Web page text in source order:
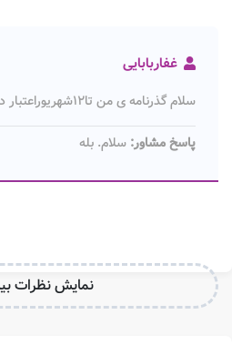
غفاربابایی
سلام گذرنامه ی من تا۱۲شهریوراعتبار داره میتونم برم کربلا
پاسخ مشاور: سلام. بله
نمایش نظرات